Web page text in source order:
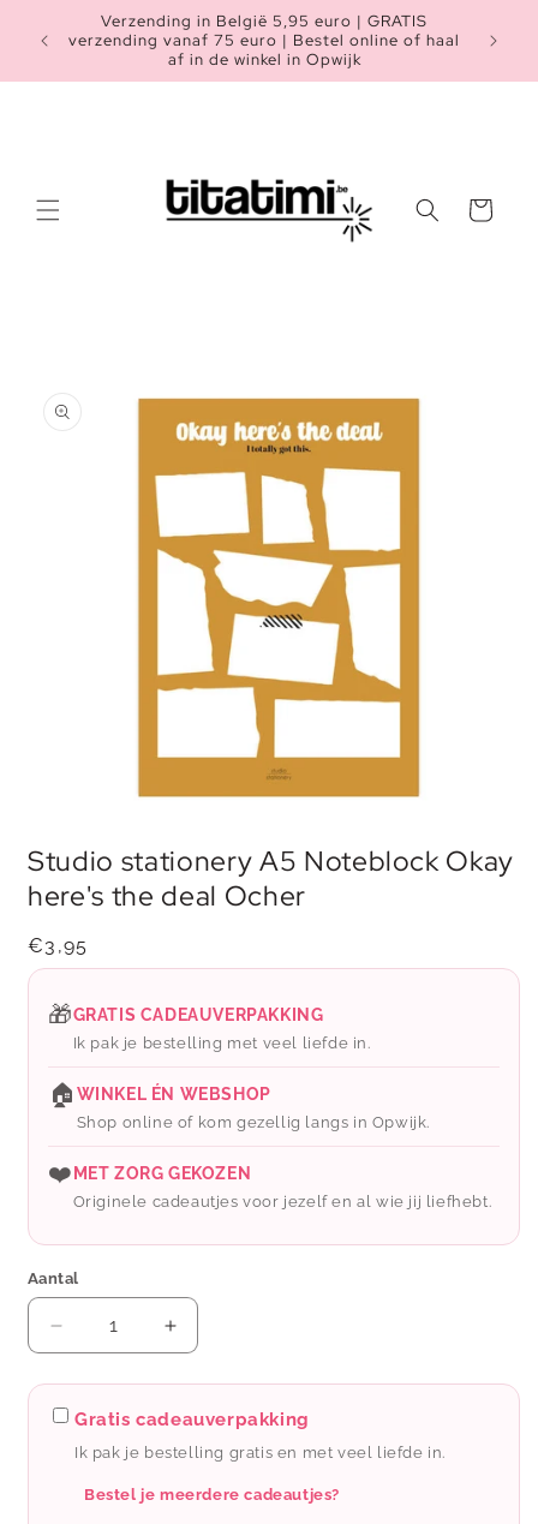
naar de
content
Verzending in België 5,95 euro | GRATIS
verzending vanaf 75 euro | Bestel online of haal
af in de winkel in Opwijk
Heb je
Winkelwagen
openen
in
modaal
Studio stationery A5 Noteblock Okay
here's the deal Ocher
Normale
prijs
€3,95
🎁GRATIS CADEAUVERPAKKING
Ik pak je bestelling met veel liefde in.
🏠 WINKEL ÉN WEBSHOP
Shop online of kom gezellig langs in Opwijk.
❤️ MET ZORG GEKOZEN
Originele cadeautjes voor jezelf en al wie jij liefhebt.
Aantal
Aantal
verlagen
voor
Studio
A5
Noteblock
Aantal
verhogen
voor
Studio
stationery
A5
Noteblock
Gratis cadeauverpakking
Ik pak je bestelling gratis en met veel liefde in.
Bestel je meerdere cadeautjes?